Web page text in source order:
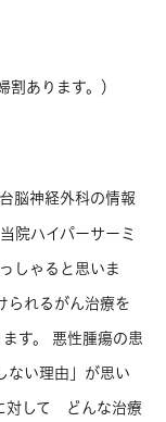
割あります。）
台脳神経外科の情報
院ハイパーサーミ
しゃると思いま
られるがん治療を
す。 悪性腫瘍の患
ない理由」が思い
対して どんな治療